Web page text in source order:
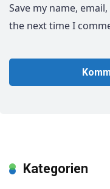
Save my name,
the next time I
Kategorien